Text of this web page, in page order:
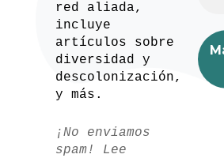
red aliada,
incluye
artículos sobre
diversidad y
descolonización,
y más.
¡No enviamos
spam! Lee